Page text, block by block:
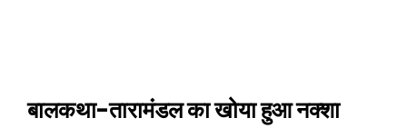
बालकथा-तारामंडल का खोया हुआ नक्शा